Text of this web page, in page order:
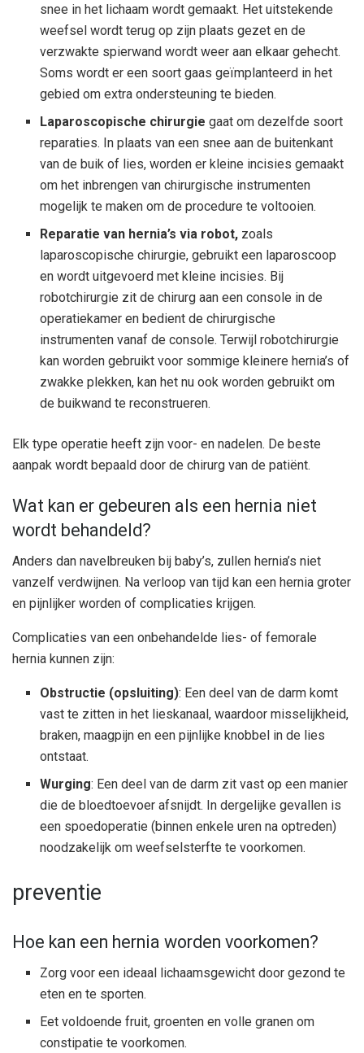
snee in het lichaam wordt gemaakt. Het uitstekende
weefsel wordt terug op zijn plaats gezet en de
verzwakte spierwand wordt weer aan elkaar gehecht.
Soms wordt er een soort gaas geïmplanteerd in het
gebied om extra ondersteuning te bieden.
Laparoscopische chirurgie gaat om dezelfde soort
reparaties. In plaats van een snee aan de buitenkant
van de buik of lies, worden er kleine incisies gemaakt
om het inbrengen van chirurgische instrumenten
mogelijk te maken om de procedure te voltooien.
Reparatie van hernia’s via robot, zoals
laparoscopische chirurgie, gebruikt een laparoscoop
en wordt uitgevoerd met kleine incisies. Bij
robotchirurgie zit de chirurg aan een console in de
operatiekamer en bedient de chirurgische
instrumenten vanaf de console. Terwijl robotchirurgie
kan worden gebruikt voor sommige kleinere hernia’s of
zwakke plekken, kan het nu ook worden gebruikt om
de buikwand te reconstrueren.
Elk type operatie heeft zijn voor- en nadelen. De beste
aanpak wordt bepaald door de chirurg van de patiënt.
Wat kan er gebeuren als een hernia niet
wordt behandeld?
Anders dan navelbreuken bij baby’s, zullen hernia’s niet
vanzelf verdwijnen. Na verloop van tijd kan een hernia groter
en pijnlijker worden of complicaties krijgen.
Complicaties van een onbehandelde lies- of femorale
hernia kunnen zijn:
Obstructie (opsluiting): Een deel van de darm komt
vast te zitten in het lieskanaal, waardoor misselijkheid,
braken, maagpijn en een pijnlijke knobbel in de lies
ontstaat.
Wurging: Een deel van de darm zit vast op een manier
die de bloedtoevoer afsnijdt. In dergelijke gevallen is
een spoedoperatie (binnen enkele uren na optreden)
noodzakelijk om weefselsterfte te voorkomen.
preventie
Hoe kan een hernia worden voorkomen?
Zorg voor een ideaal lichaamsgewicht door gezond te
eten en te sporten.
Eet voldoende fruit, groenten en volle granen om
constipatie te voorkomen.